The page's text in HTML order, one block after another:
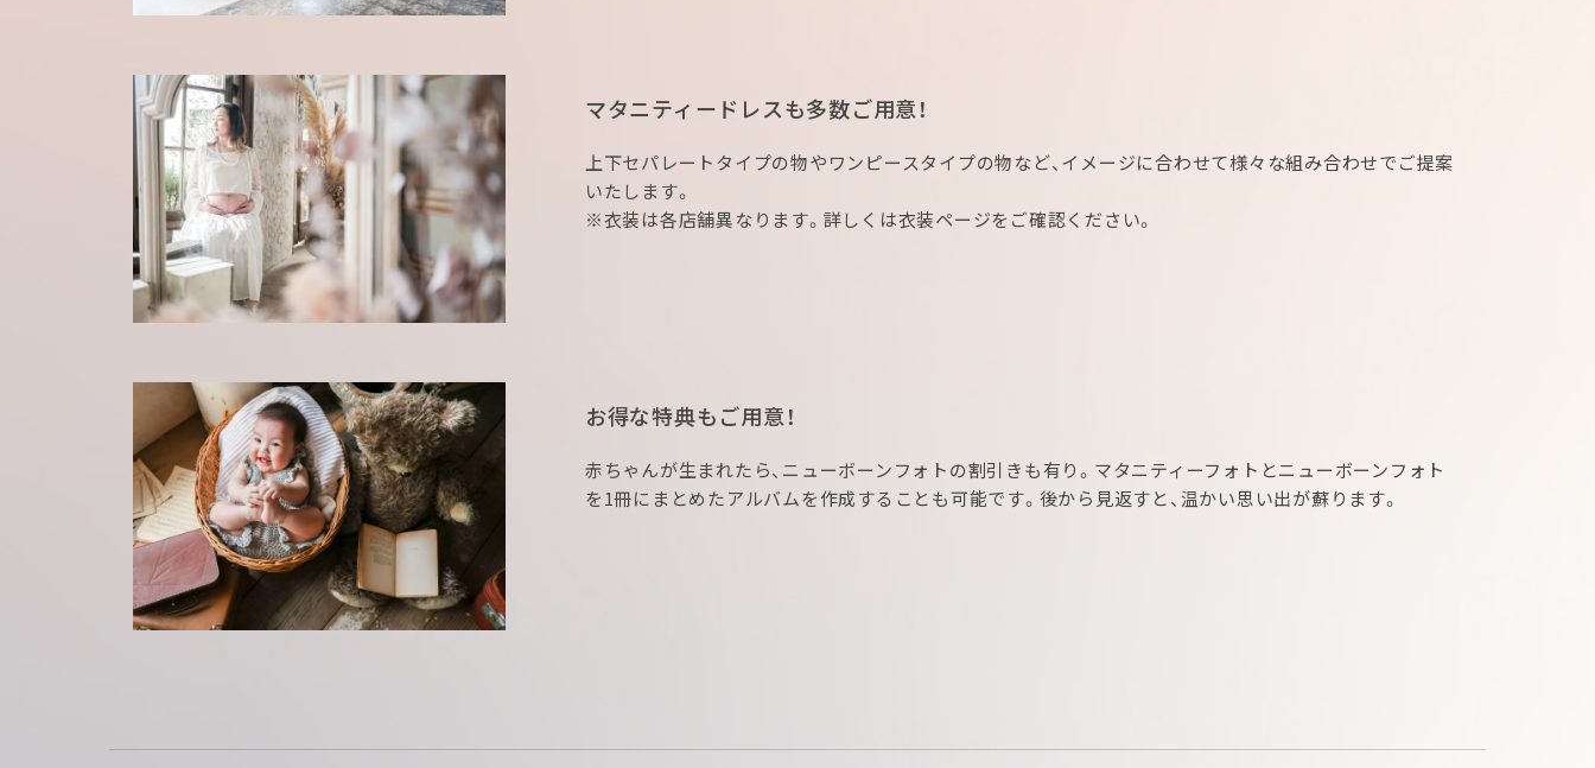
マタニティードレスも多数ご用意！
上下セパレートタイプの物やワンピースタイプの物など、イメージに合わせて様々な組み合わせでご提案
いたします。
※衣装は各店舗異なります。詳しくは衣装ページをご確認ください。
お得な特典もご用意！
赤ちゃんが生まれたら、ニューボーンフォトの割引きも有り。マタニティーフォトとニューボーンフォト
を1冊にまとめたアルバムを作成することも可能です。後から見返すと、温かい思い出が蘇ります。